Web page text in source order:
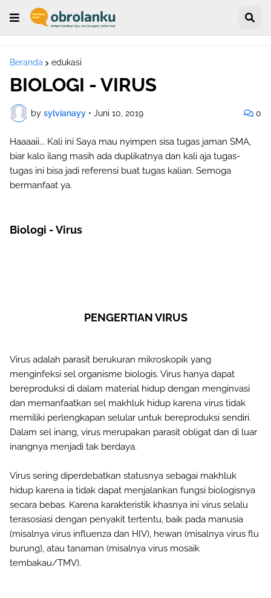
Beranda edukasi
BIOLOGI - VIRUS
by sylvianayy • Juni 10, 2019 0
Haaaaii... Kali ini Saya mau nyimpen sisa tugas jaman SMA,
biar kalo ilang masih ada duplikatnya dan kali aja tugas-
tugas ini bisa jadi referensi buat tugas kalian. Semoga
bermanfaat ya.
Biologi - Virus
PENGERTIAN VIRUS
Virus adalah parasit berukuran mikroskopik yang
menginfeksi sel organisme biologis. Virus hanya dapat
bereproduksi di dalam material hidup dengan menginvasi
dan memanfaatkan sel makhluk hidup karena virus tidak
memiliki perlengkapan selular untuk bereproduksi sendiri.
Dalam sel inang, virus merupakan parasit obligat dan di luar
inangnya menjadi tak berdaya.
Virus sering diperdebatkan statusnya sebagai makhluk
hidup karena ia tidak dapat menjalankan fungsi biologisnya
secara bebas. Karena karakteristik khasnya ini virus selalu
terasosiasi dengan penyakit tertentu, baik pada manusia
(misalnya virus influenza dan HIV), hewan (misalnya virus flu
burung), atau tanaman (misalnya virus mosaik
tembakau/TMV).